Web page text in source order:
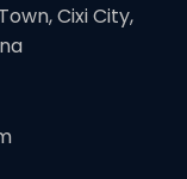
Cixi City,